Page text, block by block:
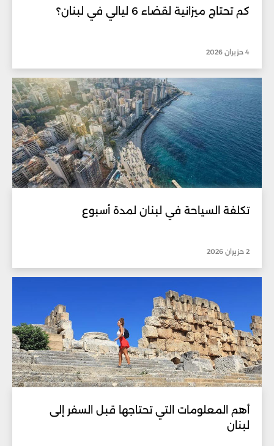
كم تحتاج ميزانية لقضاء 6 ليالي في لبنان؟
4 حزيران 2026
تكلفة السياحة في لبنان لمدة أسبوع
2 حزيران 2026
أهم المعلومات التي تحتاجها قبل السفر إلى
لبنان